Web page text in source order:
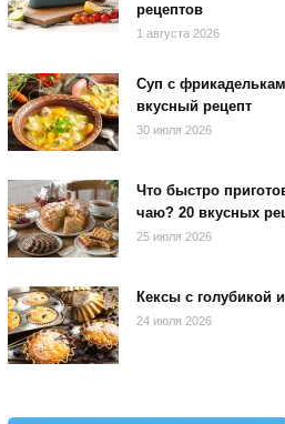
рецептов
1 августа 2026
Суп с
вкусный рецепт
30 июля 2026
Что быстро
чаю? 20 вкусных
25 июля 2026
Кексы с голубикой
24 июля 2026